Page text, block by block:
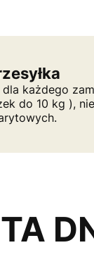
dla każdego
do 10 kg ),